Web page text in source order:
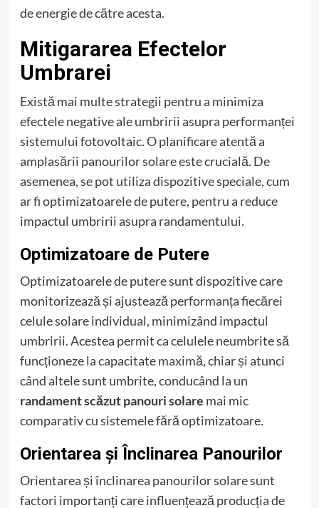
de energie de către acesta.
Mitigararea Efectelor
Umbrarei
Există mai multe strategii pentru a minimiza
efectele negative ale umbririi asupra performanței
sistemului fotovoltaic. O planificare atentă a
amplasării panourilor solare este crucială. De
asemenea, se pot utiliza dispozitive speciale, cum
ar fi optimizatoarele de putere, pentru a reduce
impactul umbririi asupra randamentului.
Optimizatoare de Putere
Optimizatoarele de putere sunt dispozitive care
monitorizează și ajustează performanța fiecărei
celule solare individual, minimizând impactul
umbririi. Acestea permit ca celulele neumbrite să
funcționeze la capacitate maximă, chiar și atunci
când altele sunt umbrite, conducând la un
randament scăzut panouri solare mai mic
comparativ cu sistemele fără optimizatoare.
Orientarea și Înclinarea Panourilor
Orientarea și înclinarea panourilor solare sunt
factori importanți care influențează producția de